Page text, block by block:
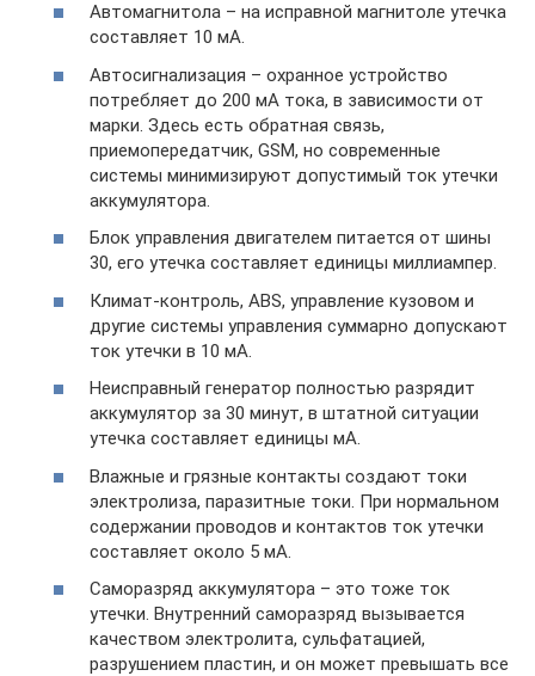
Автомагнитола – на исправной магнитоле утечка
составляет 10 мА.
Автосигнализация – охранное устройство
потребляет до 200 мА тока, в зависимости от
марки. Здесь есть обратная связь,
приемопередатчик, GSM, но современные
системы минимизируют допустимый ток утечки
аккумулятора.
Блок управления двигателем питается от шины
30, его утечка составляет единицы миллиампер.
Климат-контроль, ABS, управление кузовом и
другие системы управления суммарно допускают
ток утечки в 10 мА.
Неисправный генератор полностью разрядит
аккумулятор за 30 минут, в штатной ситуации
утечка составляет единицы мА.
Влажные и грязные контакты создают токи
электролиза, паразитные токи. При нормальном
содержании проводов и контактов ток утечки
составляет около 5 мА.
Саморазряд аккумулятора – это тоже ток
утечки. Внутренний саморазряд вызывается
качеством электролита, сульфатацией,
разрушением пластин, и он может превышать все